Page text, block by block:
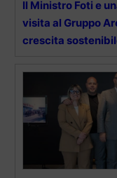
Il Ministro Foti e
visita al Gruppo
crescita